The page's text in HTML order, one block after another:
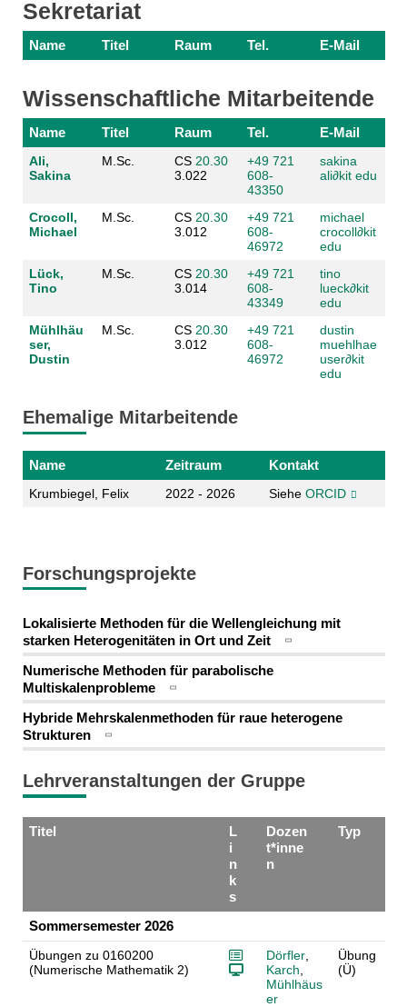
Sekretariat
Name Titel Raum Tel. E-Mail
Wissenschaftliche Mitarbeitende
Name Titel Raum Tel. E-Mail
Ali,
Sakina
M.Sc. CS 20.30
3.022
+49 721
608-
43350
sakina
ali∂kit edu
Crocoll,
Michael
M.Sc. CS 20.30
3.012
+49 721
608-
46972
michael
crocoll∂kit
edu
Lück,
Tino
M.Sc. CS 20.30
3.014
+49 721
608-
43349
tino
lueck∂kit
edu
Mühlhäu
ser,
Dustin
M.Sc. CS 20.30
3.012
+49 721
608-
46972
dustin
muehlhae
user∂kit
edu
Ehemalige Mitarbeitende
Name Zeitraum Kontakt
Krumbiegel, Felix 2022 - 2026 Siehe ORCID
Forschungsprojekte
Lokalisierte Methoden für die Wellengleichung mit
starken Heterogenitäten in Ort und Zeit
Numerische Methoden für parabolische
Multiskalenprobleme
Hybride Mehrskalenmethoden für raue heterogene
Strukturen
Lehrveranstaltungen der Gruppe
Titel
L
i
n
k
s
Dozen
t*inne
n
Typ
Sommersemester 2026
Übungen zu 0160200
(Numerische Mathematik 2)
Dörfler,
Karch
Mühlhäus
er
Übung
(Ü)